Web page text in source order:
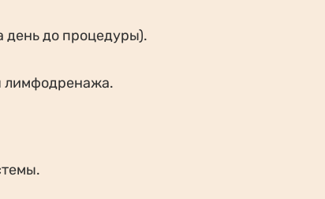
день до процедуры).
лимфодренажа.